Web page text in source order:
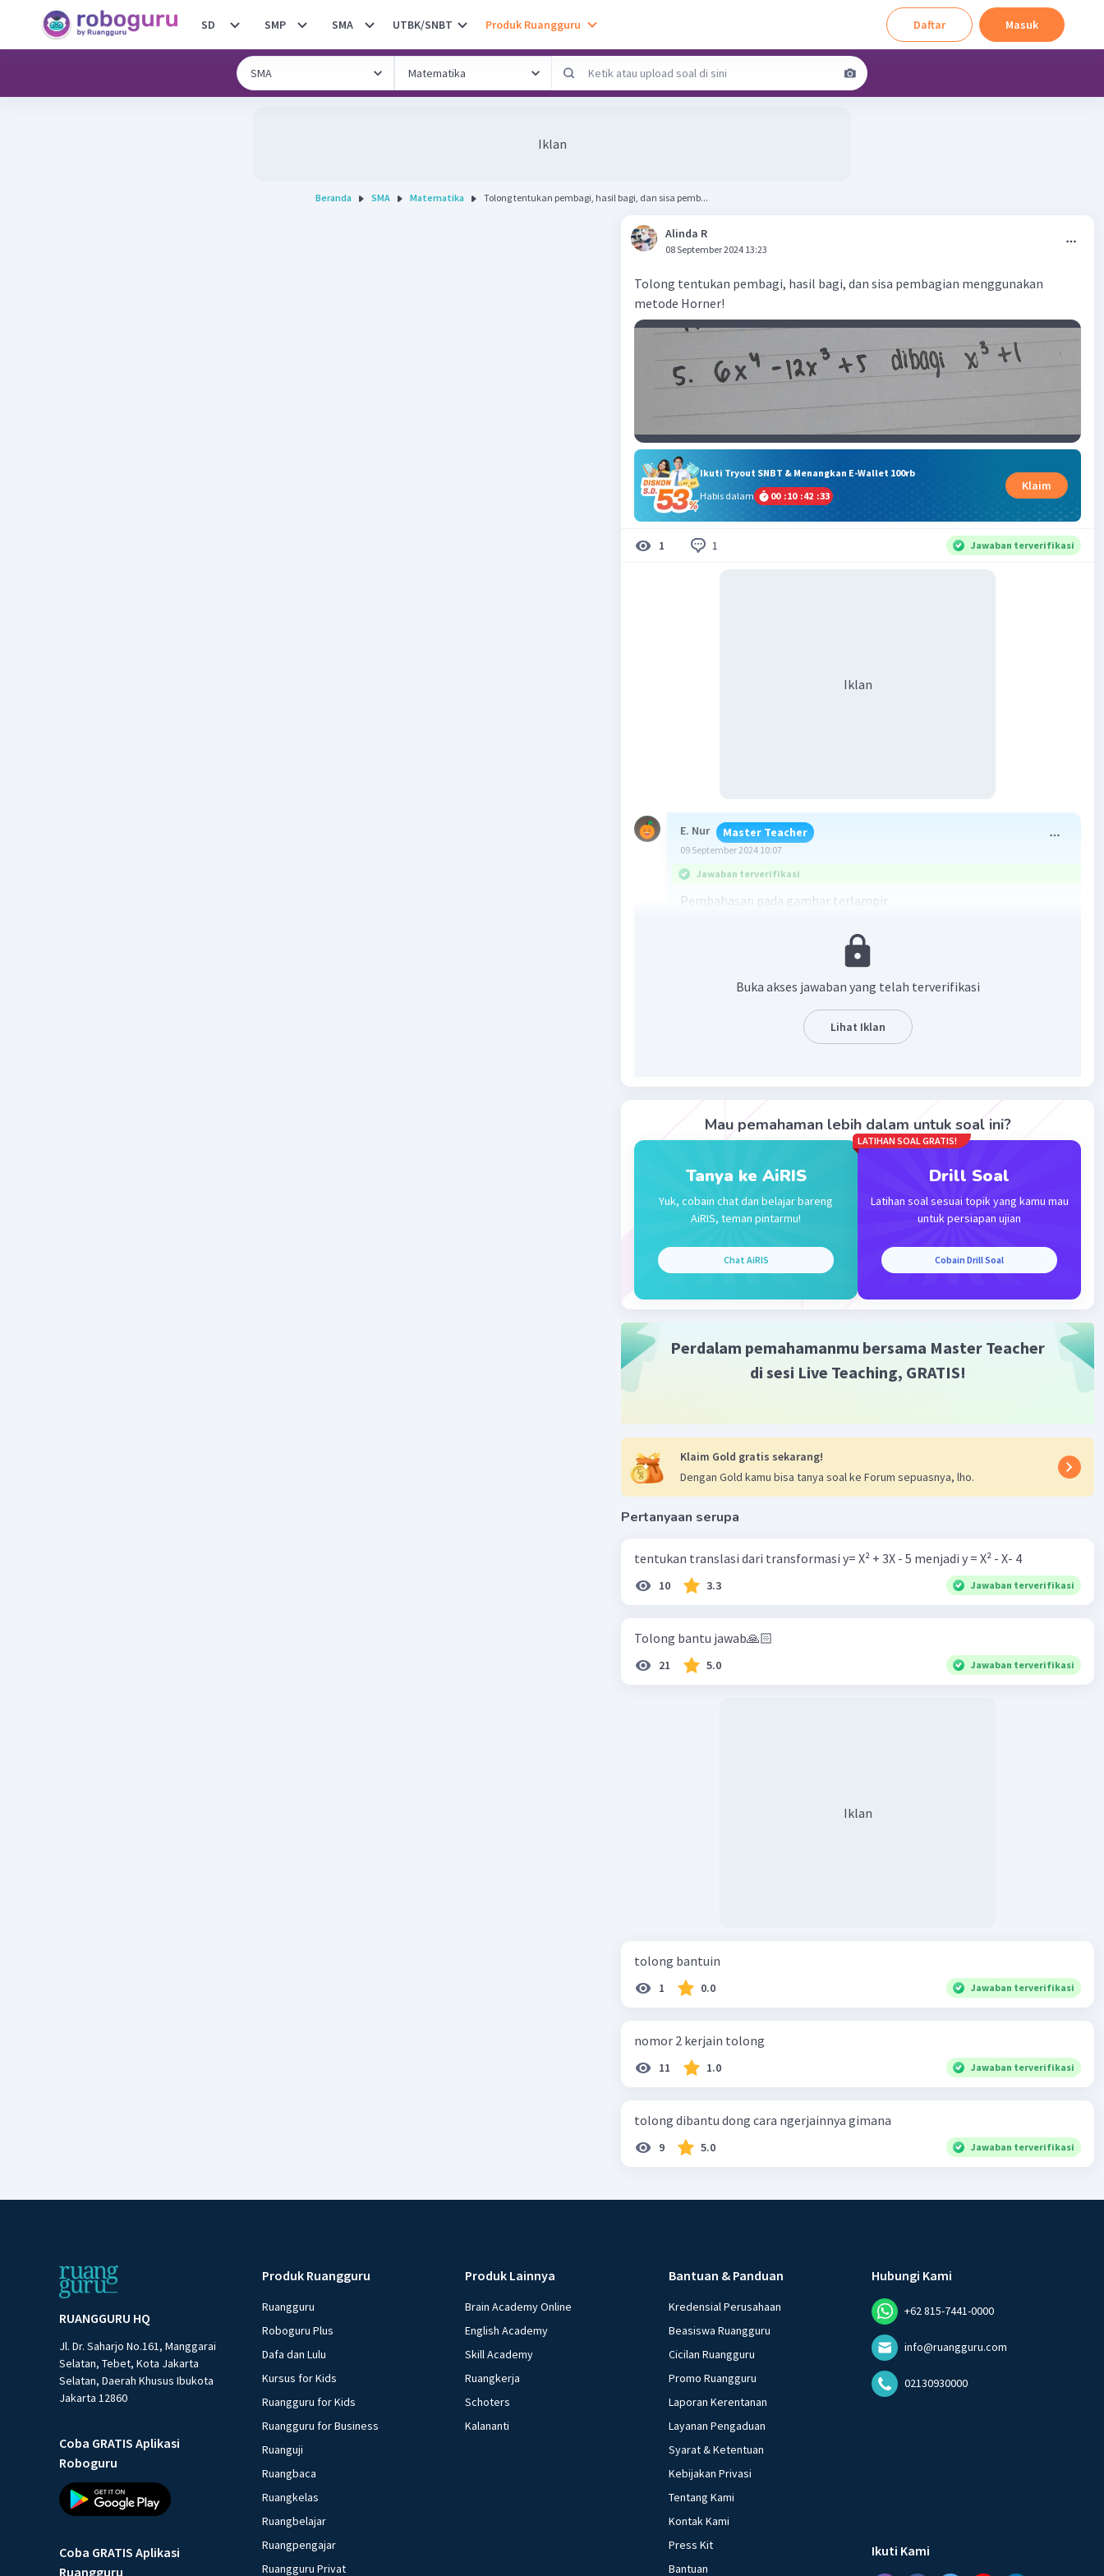
SD SMP SMA UTBK/SNBT Produk Ruangguru Daftar Masuk
Iklan
Beranda SMA Matematika Tolong tentukan pembagi, hasil bagi, dan sisa pemb...
Alinda R
08 September 2024 13:23
Tolong tentukan pembagi, hasil bagi, dan sisa pembagian menggunakan
metode Horner!
Ikuti Tryout SNBT & Menangkan E-Wallet 100rb
Habis dalam
00 :10 :42 :33
Klaim
1 1 Jawaban terverifikasi
Iklan
E. Nur Master Teacher
09 September 2024 10:07
Jawaban terverifikasi
Pembahasan pada gambar terlampir
Buka akses jawaban yang telah terverifikasi
Lihat Iklan
Mau pemahaman lebih dalam untuk soal ini?
Tanya ke AiRIS
Yuk, cobain chat dan belajar bareng
AiRIS, teman pintarmu!
Chat AiRIS
LATIHAN SOAL GRATIS!
Drill Soal
Latihan soal sesuai topik yang kamu mau
untuk persiapan ujian
Cobain Drill Soal
Perdalam pemahamanmu bersama Master Teacher
di sesi Live Teaching, GRATIS!
Klaim Gold gratis sekarang!
Dengan Gold kamu bisa tanya soal ke Forum sepuasnya, lho.
Pertanyaan serupa
tentukan translasi dari transformasi y= X² + 3X - 5 menjadi y = X² - X- 4
10 3.3 Jawaban terverifikasi
Tolong bantu jawab🙏🏻
21 5.0 Jawaban terverifikasi
Iklan
tolong bantuin
1 0.0 Jawaban terverifikasi
nomor 2 kerjain tolong
11 1.0 Jawaban terverifikasi
tolong dibantu dong cara ngerjainnya gimana
9 5.0 Jawaban terverifikasi
RUANGGURU HQ
Jl. Dr. Saharjo No.161, Manggarai
Selatan, Tebet, Kota Jakarta
Selatan, Daerah Khusus Ibukota
Jakarta 12860
Coba GRATIS Aplikasi
Roboguru
Coba GRATIS Aplikasi
Ruangguru
Produk Ruangguru
Ruangguru
Roboguru Plus
Dafa dan Lulu
Kursus for Kids
Ruangguru for Kids
Ruangguru for Business
Ruanguji
Ruangbaca
Ruangkelas
Ruangbelajar
Ruangpengajar
Ruangguru Privat
Produk Lainnya
Brain Academy Online
English Academy
Skill Academy
Ruangkerja
Schoters
Kalananti
Bantuan & Panduan
Kredensial Perusahaan
Beasiswa Ruangguru
Cicilan Ruangguru
Promo Ruangguru
Laporan Kerentanan
Layanan Pengaduan
Syarat & Ketentuan
Kebijakan Privasi
Tentang Kami
Kontak Kami
Press Kit
Bantuan
Hubungi Kami
+62 815-7441-0000
info@ruangguru.com
02130930000
Ikuti Kami